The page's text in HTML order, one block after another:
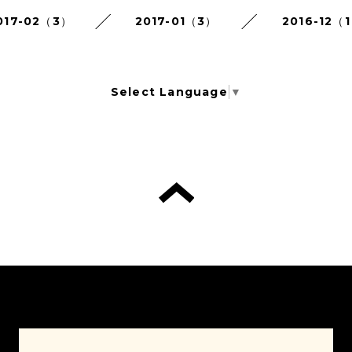
02（3） 2017-01（3） 2016-12（1
Select Language ▼